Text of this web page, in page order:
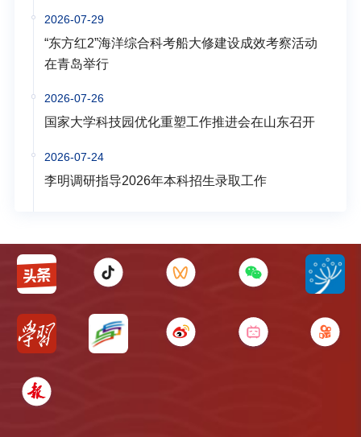
2026-07-29
“东方红2”海洋综合科考船大修建设成效考察活动
在青岛举行
2026-07-26
国家大学科技园优化重塑工作推进会在山东召开
2026-07-24
李明调研指导2026年本科招生录取工作